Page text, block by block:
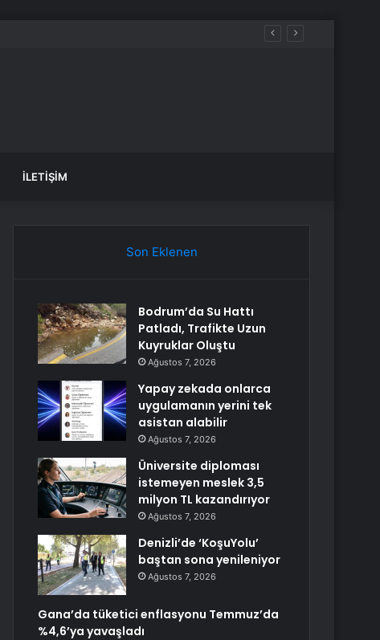
İLETIŞIM
Son Eklenen
Bodrum’da Su Hattı
Patladı, Trafikte Uzun
Kuyruklar Oluştu
Ağustos 7, 2026
Yapay zekada onlarca
uygulamanın yerini tek
asistan alabilir
Ağustos 7, 2026
Üniversite diploması
istemeyen meslek 3,5
milyon TL kazandırıyor
Ağustos 7, 2026
Denizli’de ‘KoşuYolu’
baştan sona yenileniyor
Ağustos 7, 2026
Gana’da tüketici enflasyonu Temmuz’da
%4,6’ya yavaşladı